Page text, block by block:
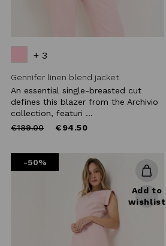
+ 3
Gennifer linen blend jacket
An essential single-breasted cut
defines this blazer from the Archivio
collection, featuri ...
Price
€189.00to €94.50
-50%
Add to
wishlist